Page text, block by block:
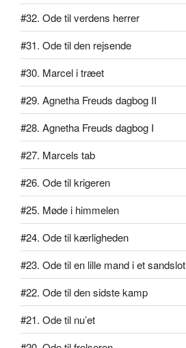
#32. Ode til verdens herrer
#31. Ode til den rejsende
#30. Marcel i træet
#29. Agnetha Freuds dagbog II
#28. Agnetha Freuds dagbog I
#27. Marcels tab
#26. Ode til krigeren
#25. Møde i himmelen
#24. Ode til kærligheden
#23. Ode til en lille mand i et sandslot
#22. Ode til den sidste kamp
#21. Ode til nu’et